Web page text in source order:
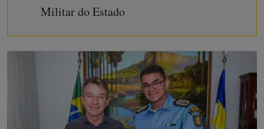
Militar do Estado